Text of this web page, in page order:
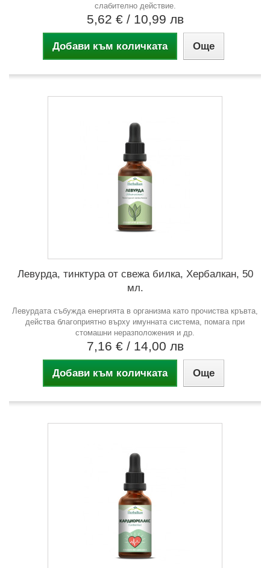
слабително действие.
5,62 € / 10,99 лв
Добави към количката Още
Левурда, тинктура от свежа билка, Хербалкан, 50
мл.
Левурдата събужда енергията в организма като прочиства кръвта,
действа благоприятно върху имунната система, помага при
стомашни неразположения и др.
7,16 € / 14,00 лв
Добави към количката Още